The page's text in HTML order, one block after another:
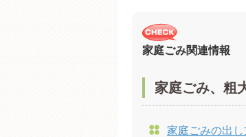
家庭ごみ関連情報
家庭ごみ、粗
家庭ごみの出し